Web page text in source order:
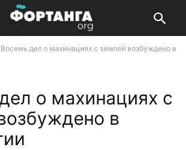
Восемь дел о махинациях с землей возбуждено в
о махинациях с
в